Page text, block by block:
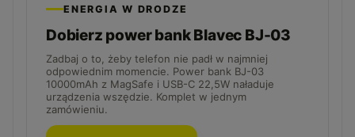
ENERGIA W DRODZE
Dobierz power bank Blavec BJ-03
Zadbaj o to, żeby telefon nie padł w najmniej
odpowiednim momencie. Power bank BJ-03
10000mAh z MagSafe i USB-C 22,5W naładuje
urządzenia wszędzie. Komplet w jednym
zamówieniu.